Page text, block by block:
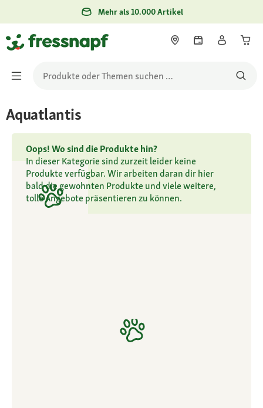
Mehr als 10.000 Artikel
Aquatlantis
Oops! Wo sind die Produkte hin?
In dieser Kategorie sind zurzeit leider keine
Produkte verfügbar. Wir arbeiten daran dir hier
bald die gewohnten Produkte und viele weitere,
tolle Angebote präsentieren zu können.